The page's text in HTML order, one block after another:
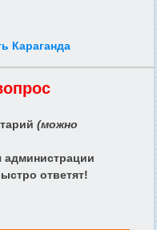
Караганда
(можно
ответят!